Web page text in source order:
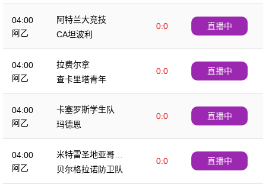
04:00
阿乙
阿特兰大竞技
0:0
CA坦波利
直播中
04:00
阿乙
拉费尔拿
0:0
查卡里塔青年
直播中
04:00
阿乙
卡塞罗斯学生队
0:0
玛德恩
直播中
04:00
阿乙
米特雷圣地亚哥竞
技
0:0
贝尔格拉诺防卫队
直播中